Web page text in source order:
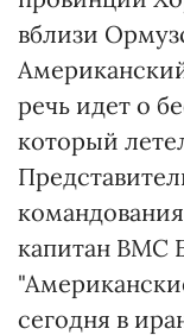
вблизи
речь идет о
который
капитан ВМС
сегодня в